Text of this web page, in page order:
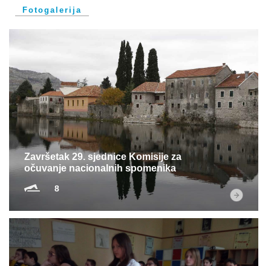
Zakonski okviri
Servisi
Multimedija
Fotogalerija
Završetak 29. sjednice Komisije za
očuvanje nacionalnih spomenika
8